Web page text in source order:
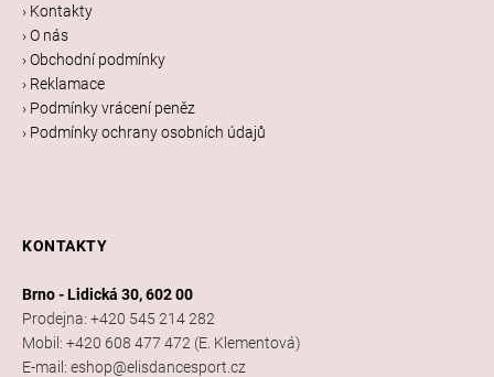
› Kontakty
› O nás
› Obchodní podmínky
› Reklamace
› Podmínky vrácení peněz
› Podmínky ochrany osobních údajů
KONTAKTY
Brno - Lidická 30, 602 00
Prodejna: +420 545 214 282
Mobil: +420 608 477 472 (E. Klementová)
E-mail: eshop@elisdancesport.cz